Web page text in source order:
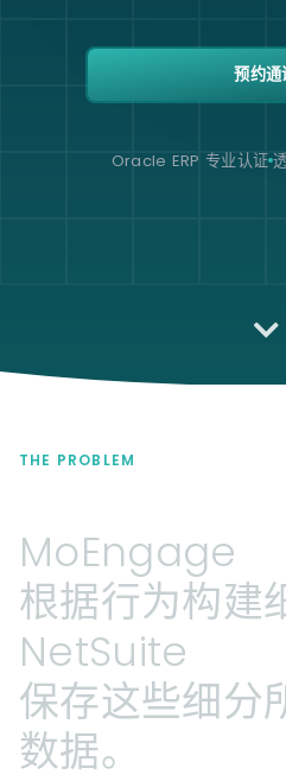
预约通
Oracle ERP 专业认证
THE PROBLEM
MoEngage
根据行为构建
NetSuite
保存这些细分
数据。